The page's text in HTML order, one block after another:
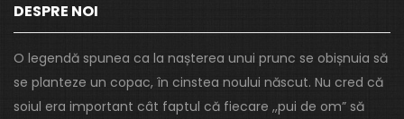
DESPRE NOI
O legendă spunea ca la nașterea unui prunc se obișnuia să
se planteze un copac, în cinstea noului născut. Nu cred că
soiul era important cât faptul că fiecare ,,pui de om” să